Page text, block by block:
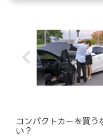
コンパクトカーを買う
い？